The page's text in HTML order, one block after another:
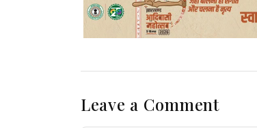
Leave a Comment